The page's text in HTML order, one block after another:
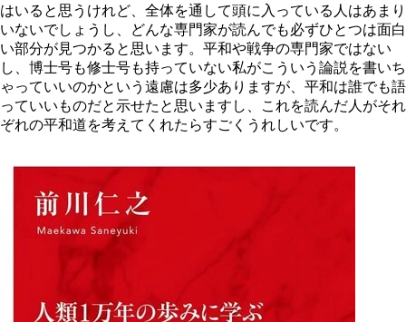
はいると思うけれど、全体を通して頭に入っている人はあまり
いないでしょうし、どんな専門家が読んでも必ずひとつは面白
い部分が見つかると思います。平和や戦争の専門家ではない
し、博士号も修士号も持っていない私がこういう論説を書いち
ゃっていいのかという遠慮は多少ありますが、平和は誰でも語
っていいものだと示せたと思いますし、これを読んだ人がそれ
ぞれの平和道を考えてくれたらすごくうれしいです。